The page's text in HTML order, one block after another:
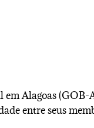
Alagoas (GOB-
entre seus